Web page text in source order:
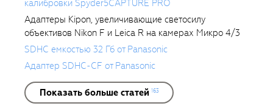
калибровки Spyder5CAPTURE PRO
Адаптеры Kipon, увеличивающие светосилу
объективов Nikon F и Leica R на камерах Микро 4/3
SDHC емкостью 32 Гб от Panasonic
Адаптер SDHC-CF от Panasonic
Показать больше статей 163